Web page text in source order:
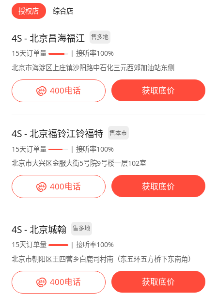
授权店 综合店
4S - 北京昌海福江 售多地
15天订单量
| 接听率100%
北京市海淀区上庄镇沙阳路中石化三元西郊加油站东侧
400电话 获取底价
4S - 北京福铃江铃福特 售本市
15天订单量
| 接听率100%
北京市大兴区金服大街5号院9号楼一层102室
400电话 获取底价
4S - 北京城翰 售多地
15天订单量
| 接听率100%
北京市朝阳区王四营乡白鹿司村南（东五环五方桥下东南角）
400电话 获取底价